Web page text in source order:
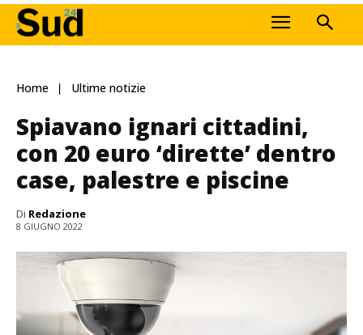
Home Ultime notizie
Spiavano ignari cittadini,
con 20 euro ‘dirette’ dentro
case, palestre e piscine
Di Redazione
8 GIUGNO 2022